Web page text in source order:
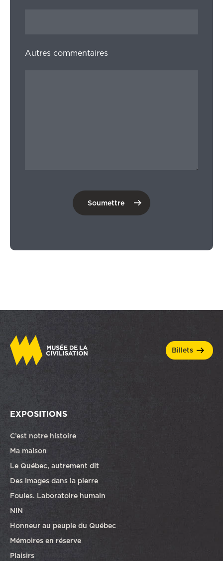
Autres commentaires
billets
EXPOSITIONS
C’est notre histoire
Ma maison
Le Québec, autrement dit
Des images dans la pierre
Foules. Laboratoire humain
NIN
Honneur au peuple du Québec
Mémoires en réserve
Plaisirs